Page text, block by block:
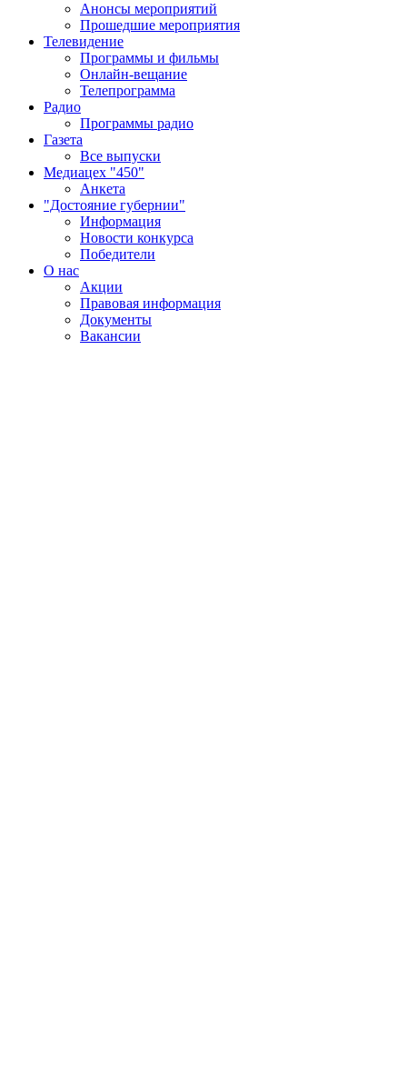
Анонсы мероприятий
Прошедшие мероприятия
Телевидение
Программы и фильмы
Онлайн-вещание
Телепрограмма
Радио
Программы радио
Газета
Все выпуски
Медиацех "450"
Анкета
"Достояние губернии"
Информация
Новости конкурса
Победители
О нас
Акции
Правовая информация
Документы
Вакансии